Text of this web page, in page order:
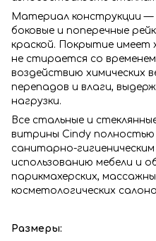
Материал конструкции —
боковые и поперечные
краской. Покрытие имеет
не стирается со
воздействию химических
перепадов и влаги,
нагрузки.
Все стальные и
витрины Сindy
санитарно-
использованию мебели и
парикмахерских,
косметологических
Размеры: